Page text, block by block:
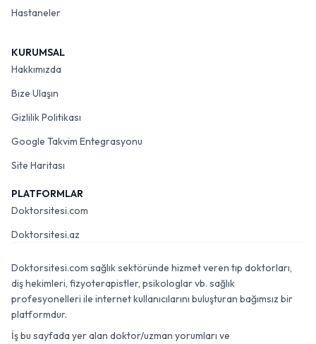
Hastaneler
KURUMSAL
Hakkımızda
Bize Ulaşın
Gizlilik Politikası
Google Takvim Entegrasyonu
Site Haritası
PLATFORMLAR
Doktorsitesi.com
Doktorsitesi.az
Doktorsitesi.com sağlık sektöründe hizmet veren tıp doktorları,
diş hekimleri, fizyoterapistler, psikologlar vb. sağlık
profesyonelleri ile internet kullanıcılarını buluşturan bağımsız bir
platformdur.
İş bu sayfada yer alan doktor/uzman yorumları ve